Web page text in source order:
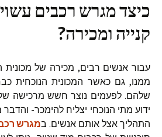
כיצד מגרש רכבים
קנייה ומכירה?
עבור אנשים רבים, מכירה של
ממנו, גם כאשר המכונית הנוכחית
שלהם. לפעמים נוצר חשש מרכישה
ידוע מתי הנוכחי יצליח להימכר-
התהליך אצל אותם אנשים. במגרש